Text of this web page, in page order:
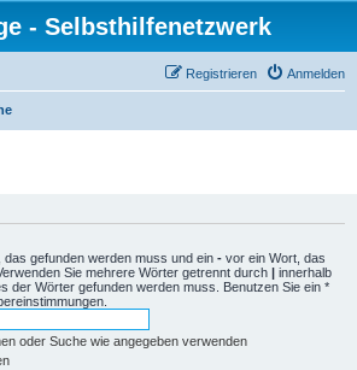
- Selbsthilfenetzwerk
Anmelden
Registrieren
das gefunden werden muss und ein - vor ein Wort, das
Sie mehrere Wörter getrennt durch | innerhalb
der Wörter gefunden werden muss. Benutzen Sie ein *
oder Suche wie angegeben verwenden